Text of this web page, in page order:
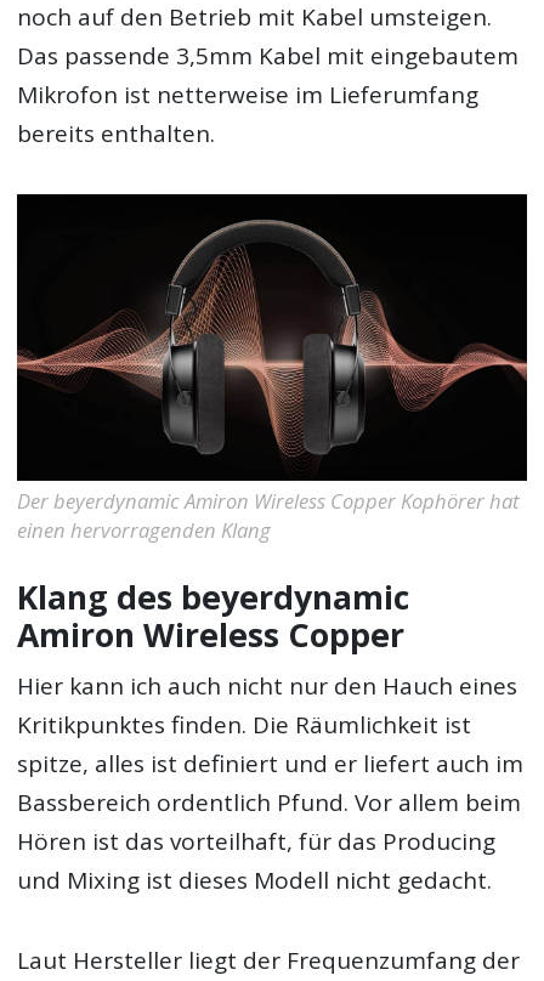
noch auf den Betrieb mit Kabel umsteigen.
Das passende 3,5mm Kabel mit eingebautem
Mikrofon ist netterweise im Lieferumfang
bereits enthalten.
Der beyerdynamic Amiron Wireless Copper Kophörer hat
einen hervorragenden Klang
Klang des beyerdynamic
Amiron Wireless Copper
Hier kann ich auch nicht nur den Hauch eines
Kritikpunktes finden. Die Räumlichkeit ist
spitze, alles ist definiert und er liefert auch im
Bassbereich ordentlich Pfund. Vor allem beim
Hören ist das vorteilhaft, für das Producing
und Mixing ist dieses Modell nicht gedacht.
Laut Hersteller liegt der Frequenzumfang der